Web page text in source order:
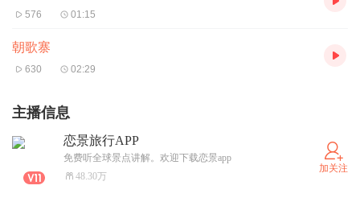
576 01:15
朝歌寨
630 02:29
主播信息
恋景旅行APP
免费听全球景点讲解。欢迎下载恋景app
48.30万
加关注